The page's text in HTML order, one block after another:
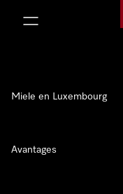
Miele en Luxembourg
Avantages